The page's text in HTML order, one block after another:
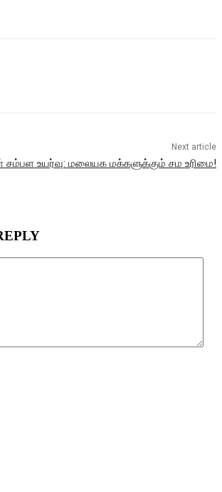
Next article
சம்பள உயர்வு: மலையக மக்களுக்கும் சம உரிமை!